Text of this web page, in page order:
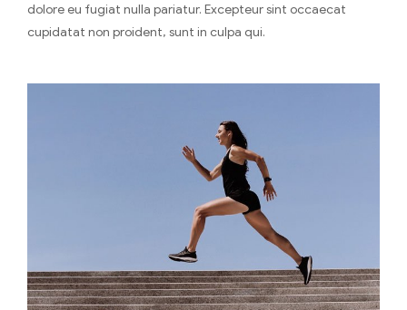
dolore eu fugiat nulla pariatur. Excepteur sint occaecat
cupidatat non proident, sunt in culpa qui.